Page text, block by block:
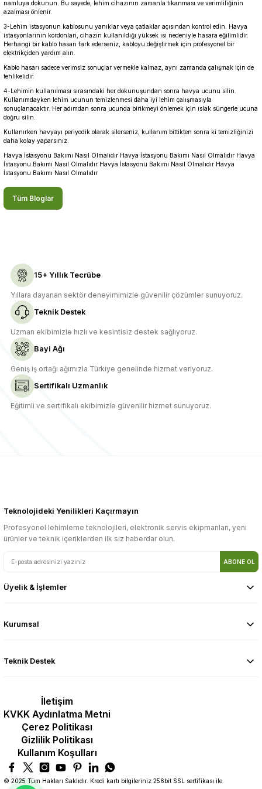
namluya dokunun. Bu sayede, lehim cihazının zamanla tıkanması ve verimliliğinin
azalması önlenir.
3-Lehim istasyonun kablosunu yanıklar veya çatlaklar açısından kontrol edin. Havya
istasyonlarının kordonları, cihazın kullanıldığı yüksek ısı nedeniyle hasara eğilimlidir.
Herhangi bir kablo hasarı fark ederseniz, kabloyu değiştirmek için profesyonel bir
elektrikçiden yardım alın.
Kablo hasarı sadece verimsiz sonuçlar vermekle kalmaz, aynı zamanda çalışmak için de
tehlikelidir.
4-Lehimin kullanılması sırasındaki her dokunuşundan sonra havya ucunu silin.
Kullanımdayken lehim ucunun temizlenmesi daha iyi lehim çalışmasıyla
sonuçlanacaktır. Her adımdan sonra ucunda birikmeyi önlemek için ıslak süngerle ucuna
doğru silin.
Kullanırken havyayı periyodik olarak silerseniz, kullanım bittikten sonra ki temizliğinizi
daha kolay yaparsınız.
Havya İstasyonu Bakımı Nasıl Olmalıdır Havya İstasyonu Bakımı Nasıl Olmalıdır Havya
İstasyonu Bakımı Nasıl Olmalıdır Havya İstasyonu Bakımı Nasıl Olmalıdır Havya
İstasyonu Bakımı Nasıl Olmalıdır
Tüm Bloglar
15+ Yıllık Tecrübe
Yıllara dayanan sektör deneyimimizle güvenilir çözümler sunuyoruz.
Teknik Destek
Uzman ekibimizle hızlı ve kesintisiz destek sağlıyoruz.
Bayi Ağı
Geniş iş ortağı ağımızla Türkiye genelinde hizmet veriyoruz.
Sertifikalı Uzmanlık
Eğitimli ve sertifikalı ekibimizle güvenilir hizmet sunuyoruz.
Teknolojideki Yenilikleri Kaçırmayın
Profesyonel lehimleme teknolojileri, elektronik servis ekipmanları, yeni
ürünler ve teknik içeriklerden ilk siz haberdar olun.
ABONE OL
Üyelik & İşlemler
Kurumsal
Teknik Destek
İletişim
KVKK Aydınlatma Metni
Çerez Politikası
Gizlilik Politikası
Kullanım Koşulları
© 2025 Tüm Hakları Saklıdır. Kredi kartı bilgileriniz 256bit SSL sertifikası ile